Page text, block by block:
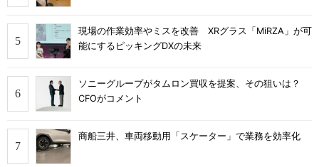
現場の作業効率やミスを改善 XRグラス「MiRZA」が可
能にするピッキングDXの未来
ソニーグループがタムロン買収を提案、その狙いは？
CFOがコメント
商船三井、車両移動用「スケーター」で業務を効率化